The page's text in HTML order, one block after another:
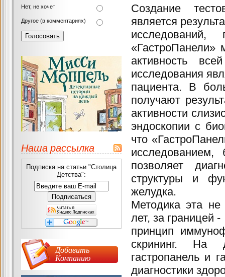
Создание
является
«ГастроПанели»
активность
исследования
пациента. В
получают
активности
эндоскопии с
что
исследованием,
позволяет
структуры и
желудка.
Методика эта
лет, за границей
принцип
скрининг. На
гастропанель и
диагностики
Нет, не хочет
Другое (в комментариях)
Наша рассылка
Подписка на статьи "Столица
Детства":
Добавить
Компанию